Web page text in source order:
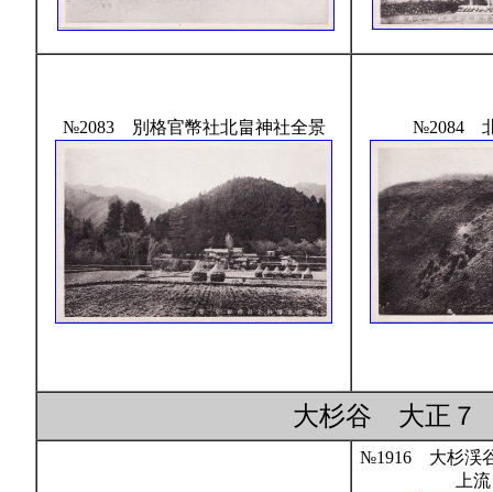
№2083 別格官幣社北畠神社全景 №2084
大杉谷 大正７
№1916 大杉渓
上